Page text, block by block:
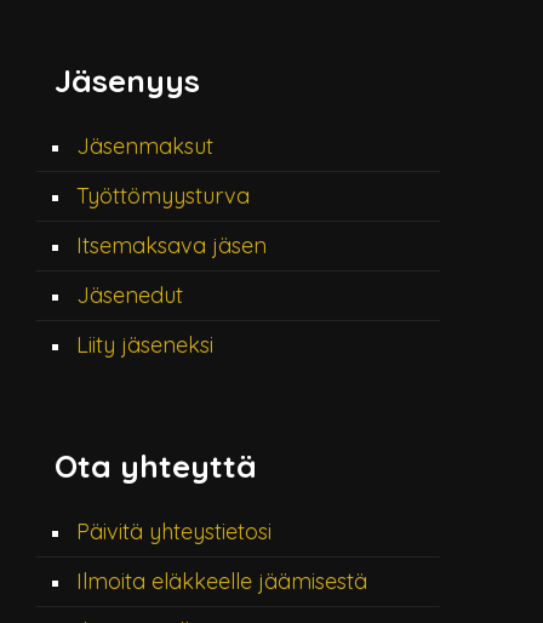
Jäsenyys
Jäsenmaksut
Työttömyysturva
Itsemaksava jäsen
Jäsenedut
Liity jäseneksi
Ota yhteyttä
Päivitä yhteystietosi
Ilmoita eläkkeelle jäämisestä